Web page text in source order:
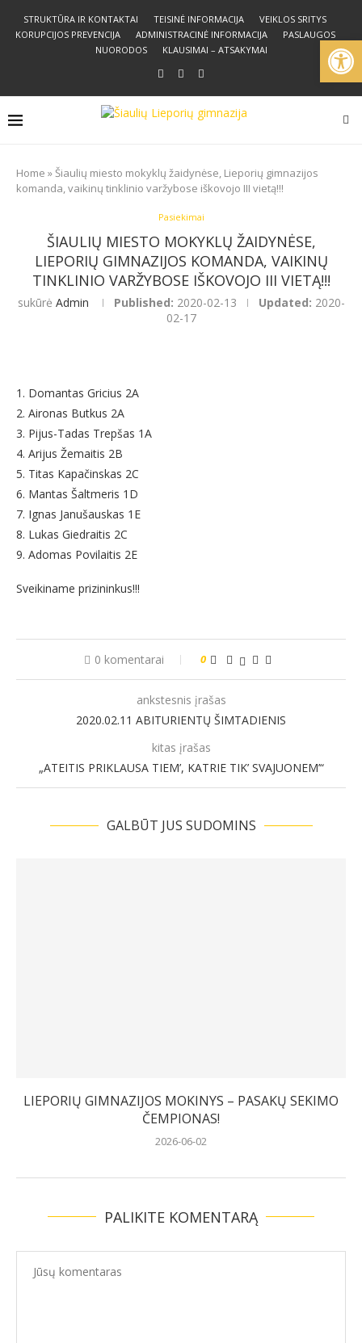
STRUKTŪRA IR KONTAKTAI TEISINĖ INFORMACIJA
VEIKLOS SRITYS
KORUPCIJOS PREVENCIJA
ADMINISTRACINĖ INFORMACIJA
PASLAUGOS
NUORODOS
KLAUSIMAI – ATSAKYMAI
Home »Šiaulių miesto mokyklų žaidynėse, Lieporių gimnazijos
komanda, vaikinų tinklinio varžybose iškovojo III vietą!!!
Pasiekimai
ŠIAULIŲ MIESTO MOKYKLŲ ŽAIDYNĖSE,
LIEPORIŲ GIMNAZIJOS KOMANDA, VAIKINŲ
TINKLINIO VARŽYBOSE IŠKOVOJO III VIETĄ!!!
sukūrė Admin Published: 2020-02-13 Updated: 2020-
02-17
1. Domantas Gricius 2A
2. Aironas Butkus 2A
3. Pijus-Tadas Trepšas 1A
4. Arijus Žemaitis 2B
5. Titas Kapačinskas 2C
6. Mantas Šaltmeris 1D
7. Ignas Janušauskas 1E
8. Lukas Giedraitis 2C
9. Adomas Povilaitis 2E
Sveikiname prizininkus!!!
0 komentarai 0
ankstesnis įrašas
2020.02.11 ABITURIENTŲ ŠIMTADIENIS
kitas įrašas
„ATEITIS PRIKLAUSA TIEM’, KATRIE TIK’ SVAJUONEM’“
GALBŪT JUS SUDOMINS
LIEPORIŲ GIMNAZIJOS MOKINYS – PASAKŲ SEKIMO
ČEMPIONAS!
2026-06-02
PALIKITE KOMENTARĄ